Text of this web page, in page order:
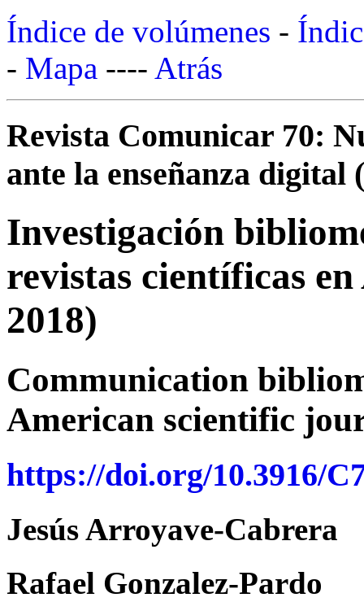
Índice de volúmenes -
- Mapa ---- Atrás
Revista Comunicar 70:
ante la enseñanza digital
Investigación
revistas científicas
2018)
Communication
American scientific
https://doi.org/10.3916/
Jesús Arroyave-Cabrera
Rafael Gonzalez-Pardo